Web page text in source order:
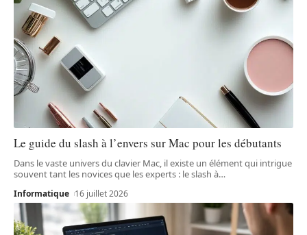
Le guide du slash à l’envers sur Mac pour les débutants
Dans le vaste univers du clavier Mac, il existe un élément qui intrigue
souvent tant les novices que les experts : le slash à…
Informatique 16 juillet 2026